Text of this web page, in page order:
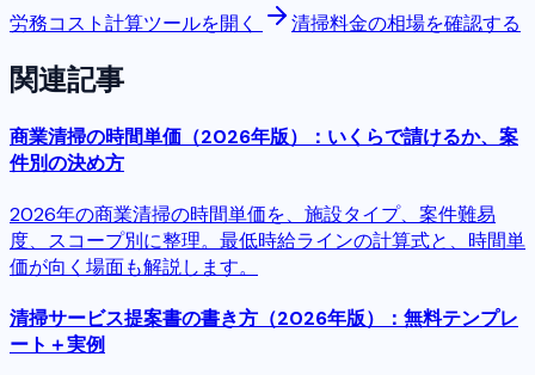
労務コスト計算ツールを開く 清掃料金の相場を確認する
関連記事
商業清掃の時間単価（2026年版）：いくらで請けるか、案
件別の決め方
2026年の商業清掃の時間単価を、施設タイプ、案件難易
度、スコープ別に整理。最低時給ラインの計算式と、時間単
価が向く場面も解説します。
清掃サービス提案書の書き方（2026年版）：無料テンプレ
ート＋実例